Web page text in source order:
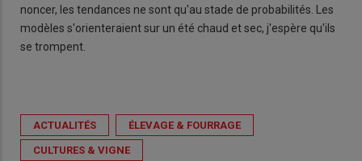
noncer, les tendances ne sont qu'au stade de probabilités. Les
modèles s'orienteraient sur un été chaud et sec, j'espère qu'ils
se trompent.
ACTUALITÉS ÉLEVAGE & FOURRAGE
CULTURES & VIGNE